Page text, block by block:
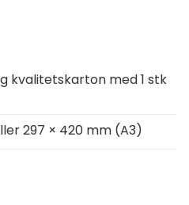
kvalitetskarton med 1 stk
297 × 420 mm (A3)